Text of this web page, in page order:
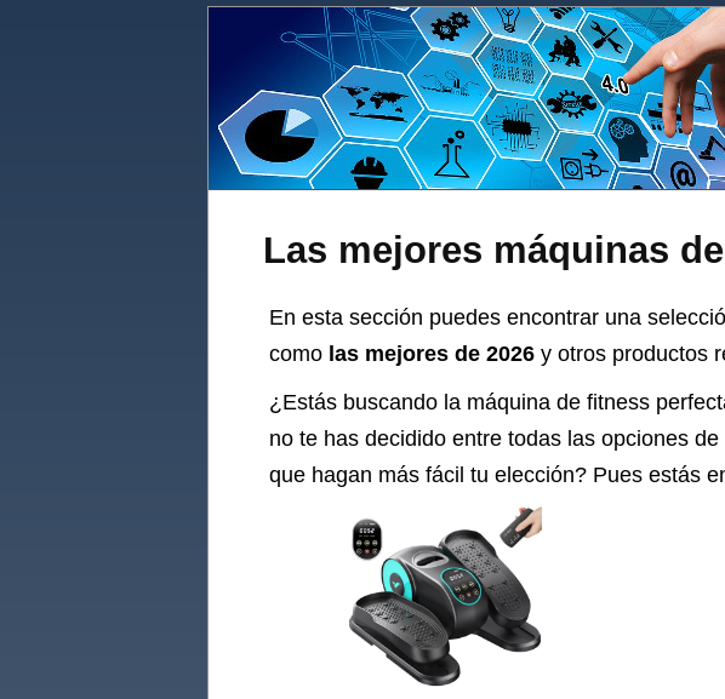
Las mejores máquinas
En esta sección puedes encontrar una
como las mejores de 2026 y otros productos
¿Estás buscando la máquina de fitness
no te has decidido entre todas las opciones de
que hagan más fácil tu elección? Pues estás